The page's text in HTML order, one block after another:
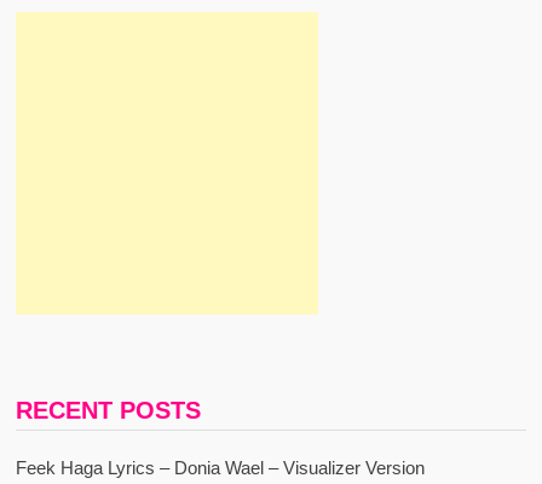
RECENT POSTS
Feek Haga Lyrics – Donia Wael – Visualizer Version